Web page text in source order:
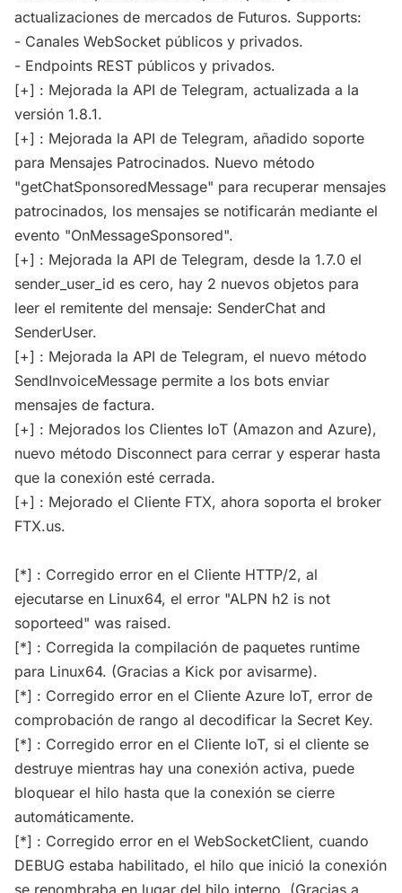
actualizaciones de mercados de Futuros. Supports:
- Canales WebSocket públicos y privados.
- Endpoints REST públicos y privados.
[+] : Mejorada la API de Telegram, actualizada a la
versión 1.8.1.
[+] : Mejorada la API de Telegram, añadido soporte
para Mensajes Patrocinados. Nuevo método
"getChatSponsoredMessage" para recuperar mensajes
patrocinados, los mensajes se notificarán mediante el
evento "OnMessageSponsored".
[+] : Mejorada la API de Telegram, desde la 1.7.0 el
sender_user_id es cero, hay 2 nuevos objetos para
leer el remitente del mensaje: SenderChat and
SenderUser.
[+] : Mejorada la API de Telegram, el nuevo método
SendInvoiceMessage permite a los bots enviar
mensajes de factura.
[+] : Mejorados los Clientes IoT (Amazon and Azure),
nuevo método Disconnect para cerrar y esperar hasta
que la conexión esté cerrada.
[+] : Mejorado el Cliente FTX, ahora soporta el broker
FTX.us.
[*] : Corregido error en el Cliente HTTP/2, al
ejecutarse en Linux64, el error "ALPN h2 is not
soporteed" was raised.
[*] : Corregida la compilación de paquetes runtime
para Linux64. (Gracias a Kick por avisarme).
[*] : Corregido error en el Cliente Azure IoT, error de
comprobación de rango al decodificar la Secret Key.
[*] : Corregido error en el Cliente IoT, si el cliente se
destruye mientras hay una conexión activa, puede
bloquear el hilo hasta que la conexión se cierre
automáticamente.
[*] : Corregido error en el WebSocketClient, cuando
DEBUG estaba habilitado, el hilo que inició la conexión